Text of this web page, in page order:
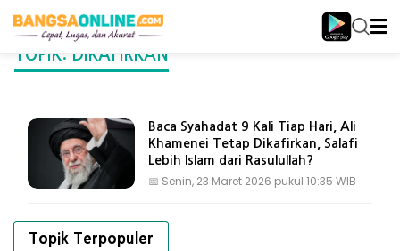
TOPIK: DIKAFIRKAN
Baca Syahadat 9 Kali Tiap Hari, Ali
Khamenei Tetap Dikafirkan, Salafi
Lebih Islam dari Rasulullah?
📅 Senin, 23 Maret 2026 pukul 10:35 WIB
Topik Terpopuler